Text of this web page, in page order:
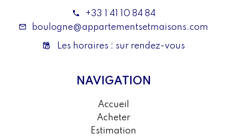
+33 1 41 10 84 84
boulogne@appartementsetmaisons.com
Les horaires : sur rendez-vous
NAVIGATION
Accueil
Acheter
Estimation